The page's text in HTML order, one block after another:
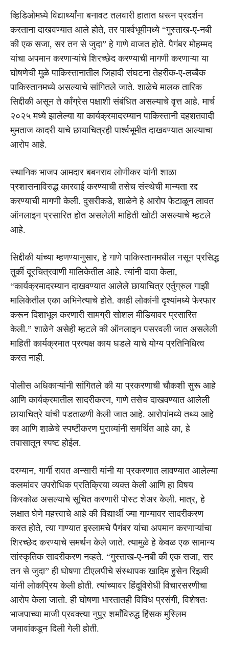
व्हिडिओमध्ये विद्यार्थ्यांना बनावट तलवारी हातात धरून प्रदर्शन
करताना दाखवण्यात आले होते, तर पार्श्वभूमीमध्ये “गुस्ताख-ए-नबी
की एक सजा, सर तन से जुदा” हे गाणे वाजत होते. पैगंबर मोहम्मद
यांचा अपमान करणाऱ्यांचे शिरच्छेद करण्याची मागणी करणाऱ्या या
घोषणेची मुळे पाकिस्तानातील जिहादी संघटना तेहरीक-ए-लब्बैक
पाकिस्तानमध्ये असल्याचे सांगितले जाते. शाळेचे मालक तारिक
सिद्दीकी असून ते काँग्रेस पक्षाशी संबंधित असल्याचे वृत्त आहे. मार्च
२०२५ मध्ये झालेल्या या कार्यक्रमादरम्यान पाकिस्तानी दहशतवादी
मुमताज कादरी याचे छायाचित्रही पार्श्वभूमीत दाखवण्यात आल्याचा
आरोप आहे.
स्थानिक भाजप आमदार बबनराव लोणीकर यांनी शाळा
प्रशासनाविरुद्ध कारवाई करण्याची तसेच संस्थेची मान्यता रद्द
करण्याची मागणी केली. दुसरीकडे, शाळेने हे आरोप फेटाळून लावत
ऑनलाइन प्रसारित होत असलेली माहिती खोटी असल्याचे म्हटले
आहे.
सिद्दीकी यांच्या म्हणण्यानुसार, हे गाणे पाकिस्तानमधील नसून प्रसिद्ध
तुर्की दूरचित्रवाणी मालिकेतील आहे. त्यांनी दावा केला,
“कार्यक्रमादरम्यान दाखवण्यात आलेले छायाचित्र एर्तुग्रुल गाझी
मालिकेतील एका अभिनेत्याचे होते. काही लोकांनी दृश्यांमध्ये फेरफार
करून दिशाभूल करणारी सामग्री सोशल मीडियावर प्रसारित
केली.” शाळेने असेही म्हटले की ऑनलाइन पसरवली जात असलेली
माहिती कार्यक्रमात प्रत्यक्ष काय घडले याचे योग्य प्रतिनिधित्व
करत नाही.
पोलीस अधिकाऱ्यांनी सांगितले की या प्रकरणाची चौकशी सुरू आहे
आणि कार्यक्रमातील सादरीकरण, गाणे तसेच दाखवण्यात आलेली
छायाचित्रे यांची पडताळणी केली जात आहे. आरोपांमध्ये तथ्य आहे
का आणि शाळेचे स्पष्टीकरण पुराव्यांनी समर्थित आहे का, हे
तपासातून स्पष्ट होईल.
दरम्यान,गार्गी रावत अन्सारीयांनी या प्रकरणात लावण्यात आलेल्या
कलमांवर उपरोधिक प्रतिक्रिया व्यक्त केली आणि हा विषय
किरकोळ असल्याचे सूचित करणारी पोस्ट शेअर केली. मात्र, हे
लक्षात घेणे महत्त्वाचे आहे की विद्यार्थी ज्या गाण्यावर सादरीकरण
करत होते, त्या गाण्यात इस्लामचे पैगंबर यांचा अपमान करणाऱ्यांचा
शिरच्छेद करण्याचे समर्थन केले जाते. त्यामुळे हे केवळ एक सामान्य
सांस्कृतिक सादरीकरण नव्हते. “गुस्ताख-ए-नबी की एक सजा, सर
तन से जुदा” ही घोषणा टीएलपीचे संस्थापक खादिम हुसेन रिझवी
यांनी लोकप्रिय केली होती. त्यांच्यावर हिंदूविरोधी विचारसरणीचा
आरोप केला जातो. ही घोषणा भारतातही विविध प्रसंगी, विशेषतः
भाजपाच्या माजी प्रवक्त्यानुपूर शर्मांविरुद्धहिंसक मुस्लिम
जमावांकडून दिली गेली होती.